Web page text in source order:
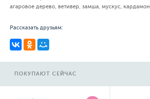
агаровое дерево, ветивер, замша, мускус, кардамон
Рассказать друзьям:
ПОКУПАЮТ СЕЙЧАС